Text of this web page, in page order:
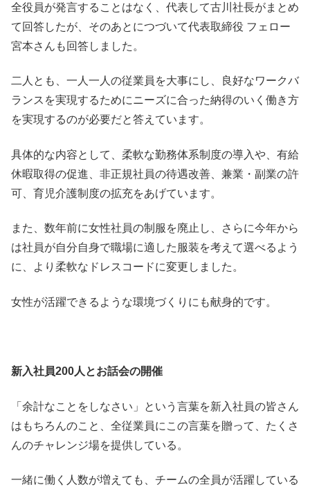
全役員が発言することはなく、代表して古川社長がまとめ
て回答したが、そのあとにつづいて代表取締役 フェロー
宮本さんも回答しました。
二人とも、一人一人の従業員を大事にし、良好なワークバ
ランスを実現するためにニーズに合った納得のいく働き方
を実現するのが必要だと答えています。
具体的な内容として、柔軟な勤務体系制度の導入や、有給
休暇取得の促進、非正規社員の待遇改善、兼業・副業の許
可、育児介護制度の拡充をあげています。
また、数年前に女性社員の制服を廃止し、さらに今年から
は社員が自分自身で職場に適した服装を考えて選べるよう
に、より柔軟なドレスコードに変更しました。
女性が活躍できるような環境づくりにも献身的です。
新入社員200人とお話会の開催
「余計なことをしなさい」という言葉を新入社員の皆さん
はもちろんのこと、全従業員にこの言葉を贈って、たくさ
んのチャレンジ場を提供している。
一緒に働く人数が増えても、チームの全員が活躍している